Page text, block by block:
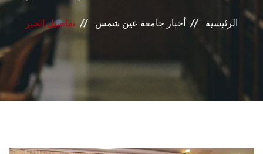
المراكز والوحدات
الأنظمة الذكية
الرئيسية أخبار جامعة عين شمس تفاصيل الخبر